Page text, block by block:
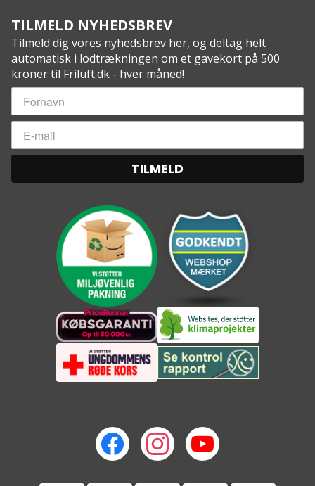
TILMELD NYHEDSBREV
Tilmeld dig vores nyhedsbrev her, og deltag helt
automatisk i lodtrækningen om et gavekort på 500
kroner til Friluft.dk - hver måned!
TILMELD